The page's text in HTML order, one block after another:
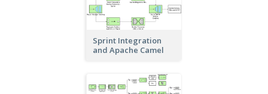
Sprint Integration
and Apache Camel